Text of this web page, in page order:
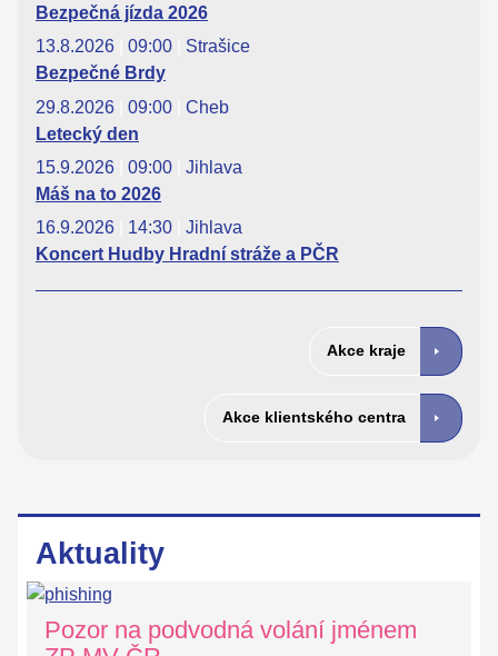
Bezpečná jízda 2026
13.8.2026
09:00
Strašice
Bezpečné Brdy
29.8.2026
09:00
Cheb
Letecký den
15.9.2026
09:00
Jihlava
Máš na to 2026
16.9.2026
14:30
Jihlava
Koncert Hudby Hradní stráže a PČR
Akce kraje
Akce klientského centra
Aktuality
Pozor na podvodná volání jménem